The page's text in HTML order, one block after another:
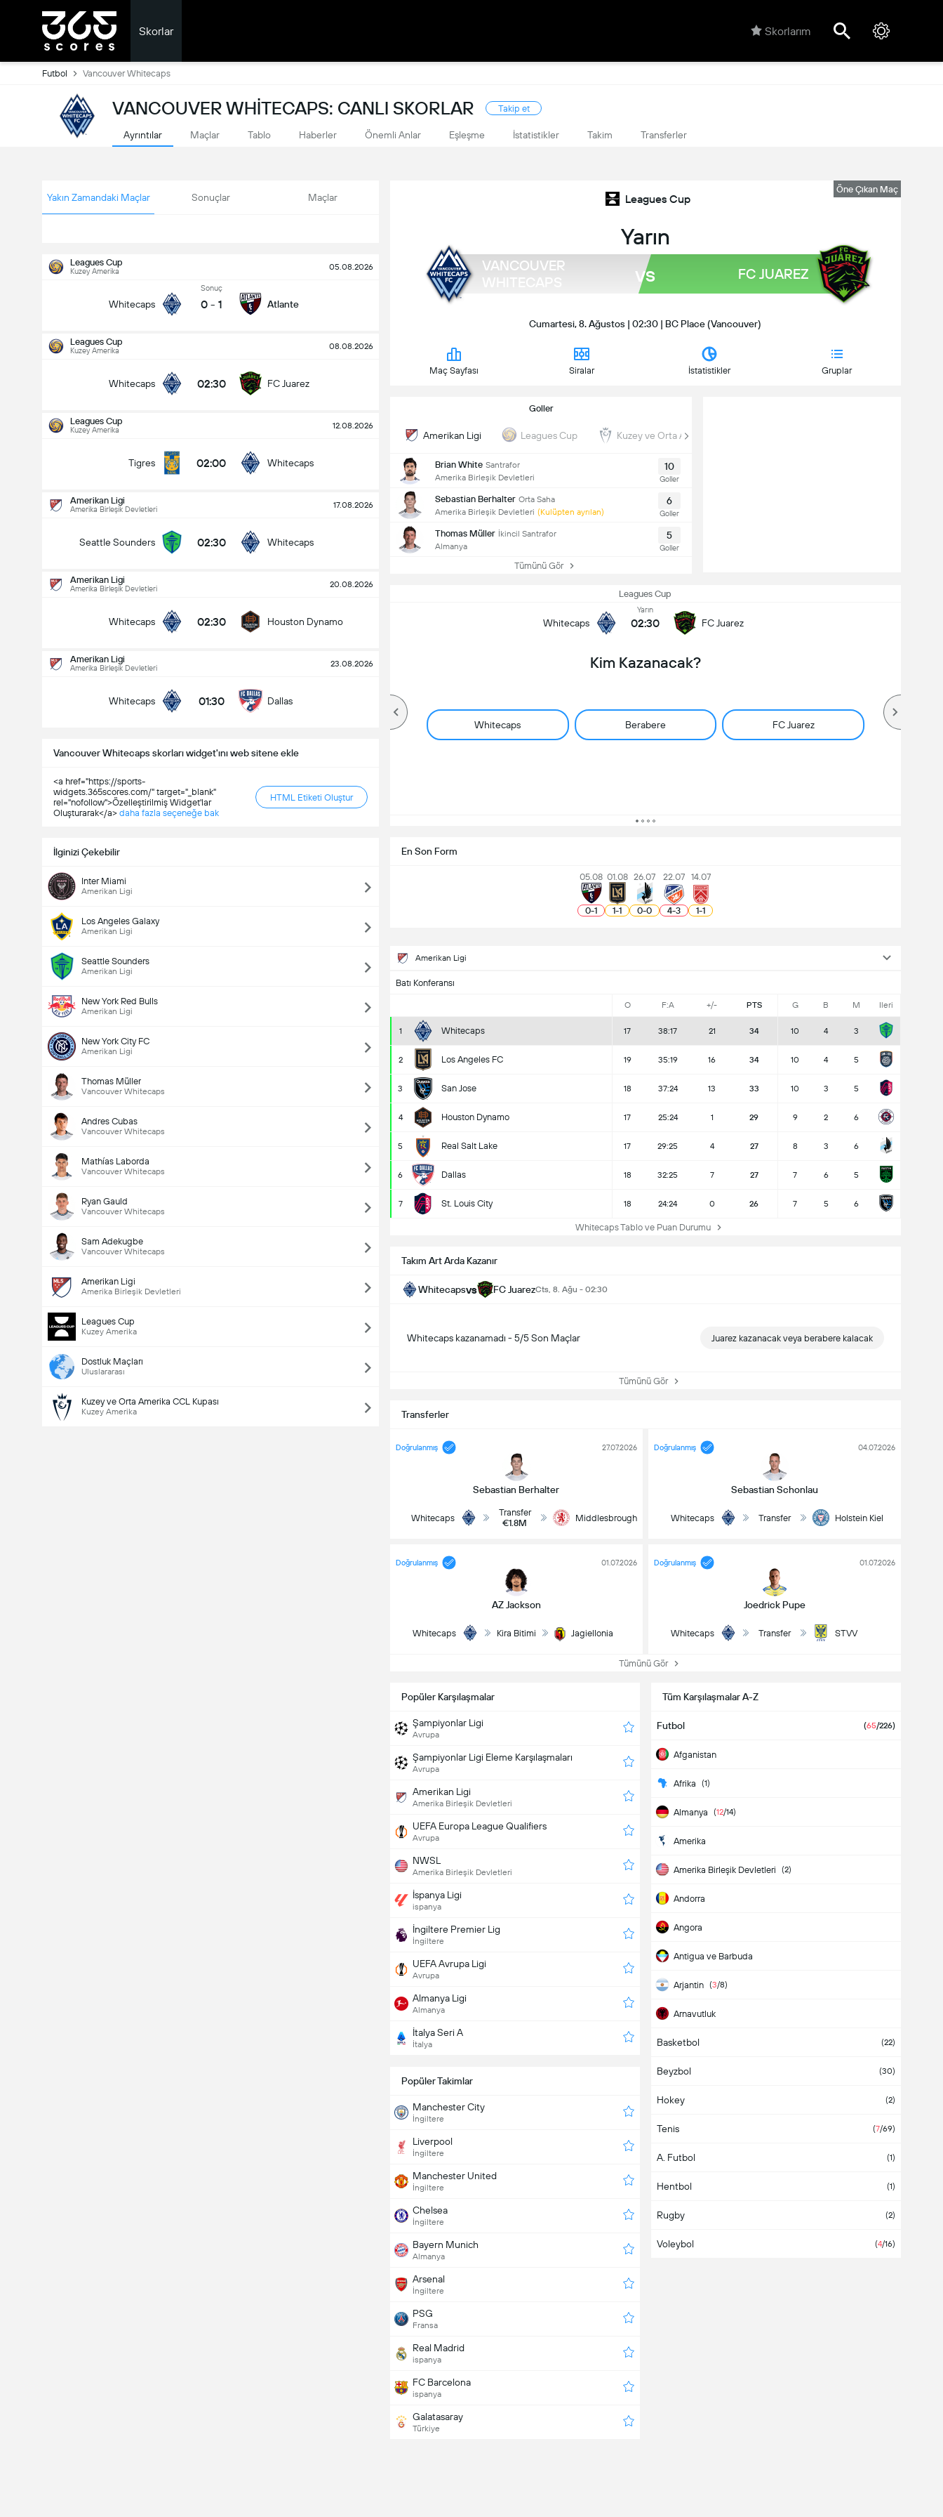
Skorlar Skorlarım
Futbol Vancouver Whitecaps
VANCOUVER WHITECAPS: CANLI SKORLAR Takip et
Ayrıntılar Maçlar Tablo Haberler Önemli Anlar Eşleşme İstatistikler Takim Transferler
Yakın Zamandaki Maçlar Sonuçlar Maçlar
Leagues Cup
Kuzey Amerika 05.08.2026
Whitecaps
Sonuç
0 - 1 Atlante
Leagues Cup
Kuzey Amerika 08.08.2026
Whitecaps 02:30 FC Juarez
Leagues Cup
Kuzey Amerika 12.08.2026
Tigres 02:00 Whitecaps
Amerikan Ligi
Amerika Birleşik Devletleri 17.08.2026
Seattle Sounders 02:30 Whitecaps
Amerikan Ligi
Amerika Birleşik Devletleri 20.08.2026
Whitecaps 02:30 Houston Dynamo
Amerikan Ligi
Amerika Birleşik Devletleri 23.08.2026
Whitecaps 01:30 Dallas
Vancouver Whitecaps skorları widget'ını web sitene ekle
<a href="https://sports-
widgets.365scores.com/" target="_blank"
rel="nofollow">Özelleştirilmiş Widget'lar
Oluşturarak</a> daha fazla seçeneğe bak
HTML Etiketi Oluştur
İlginizi Çekebilir
Inter Miami
Amerikan Ligi
Los Angeles Galaxy
Amerikan Ligi
Seattle Sounders
Amerikan Ligi
New York Red Bulls
Amerikan Ligi
New York City FC
Amerikan Ligi
Thomas Müller
Vancouver Whitecaps
Andres Cubas
Vancouver Whitecaps
Mathías Laborda
Vancouver Whitecaps
Ryan Gauld
Vancouver Whitecaps
Sam Adekugbe
Vancouver Whitecaps
Amerikan Ligi
Amerika Birleşik Devletleri
Leagues Cup
Kuzey Amerika
Dostluk Maçları
Uluslararası
Kuzey ve Orta Amerika CCL Kupası
Kuzey Amerika
Öne Çıkan Maç
Leagues Cup
Yarın
VANCOUVER
vs FC JUAREZ
Cumartesi, 8. Ağustos | 02:30 | BC Place (Vancouver)
Maç Sayfası Siralar İstatistikler Gruplar
Goller
Amerikan Ligi Leagues Cup Kuzey ve Orta Amerika CCL Kupası
Brian White Santrafor
Amerika Birleşik Devletleri
10
Goller
Sebastian Berhalter Orta Saha
Amerika Birleşik Devletleri (Kulüpten ayrılan)
6
Goller
Thomas Müller İkincil Santrafor
Almanya
5
Goller
Tümünü Gör
Leagues Cup
Whitecaps
Yarın
02:30 FC Juarez
Kim Kazanacak?
Whitecaps Berabere FC Juarez
Leagues Cup
02:00 Whitecaps
Maçtaki Toplam Gol (2.5)
En Son Form
05.08
0-1
01.08
1-1
26.07
0-0
22.07
4-3
14.07
1-1
Amerikan Ligi
Batı Konferansı
O F:A +/- PTS G B M Ileri
1 Whitecaps 17 38:17 21 34 10 4 3
2 Los Angeles FC 19 35:19 16 34 10 4 5
3 San Jose 18 37:24 13 33 10 3 5
4 Houston Dynamo 17 25:24 1 29 9 2 6
5 Real Salt Lake 17 29:25 4 27 8 3 6
6 Dallas 18 32:25 7 27 7 6 5
7 St. Louis City 18 24:24 0 26 7 5 6
Whitecaps Tablo ve Puan Durumu
Takım Art Arda Kazanır
Whitecapsvs FC JuarezCts, 8. Ağu - 02:30
Whitecaps kazanamadı - 5/5 Son Maçlar Juarez kazanacak veya berabere kalacak
Tümünü Gör
Transferler
Doğrulanmış
Sebastian Berhalter
27.07.2026
Whitecaps
Transfer
€1.8M
Middlesbrough
Doğrulanmış
Sebastian Schonlau
04.07.2026
Whitecaps Transfer Holstein Kiel
Doğrulanmış
AZ Jackson
01.07.2026
Whitecaps Kira Bitimi Jagiellonia
Doğrulanmış
Joedrick Pupe
01.07.2026
Whitecaps Transfer STVV
Tümünü Gör
Popüler Karşılaşmalar
Şampiyonlar Ligi
Avrupa
Şampiyonlar Ligi Eleme Karşılaşmaları
Avrupa
Amerikan Ligi
Amerika Birleşik Devletleri
UEFA Europa League Qualifiers
Avrupa
NWSL
Amerika Birleşik Devletleri
İspanya Ligi
ispanya
İngiltere Premier Lig
İngiltere
UEFA Avrupa Ligi
Avrupa
Almanya Ligi
Almanya
İtalya Seri A
İtalya
Tüm Karşılaşmalar A-Z
Futbol (65/226)
Afganistan
Afrika (1)
Almanya (12/14)
Amerika
Amerika Birleşik Devletleri (2)
Andorra
Angora
Antigua ve Barbuda
Arjantin (3/8)
Arnavutluk
Aruba
Asya
Avrupa
Avustralya
Avusturya
Azerbaycan
BAE
Bahamalar
Basketbol (22)
Beyzbol (30)
Hokey (2)
Tenis (7/69)
A. Futbol (1)
Hentbol (1)
Rugby (2)
Voleybol (4/16)
Popüler Takimlar
Manchester City
İngiltere
Liverpool
İngiltere
Manchester United
İngiltere
Chelsea
İngiltere
Bayern Munich
Almanya
Arsenal
İngiltere
PSG
Fransa
Real Madrid
ispanya
FC Barcelona
ispanya
Galatasaray
Türkiye